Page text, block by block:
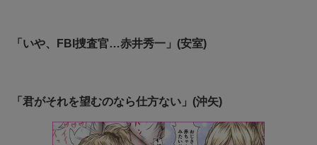
「いや、FBI捜査官…赤井秀一」(安室)
「君がそれを望むのなら仕方ない」(沖矢)